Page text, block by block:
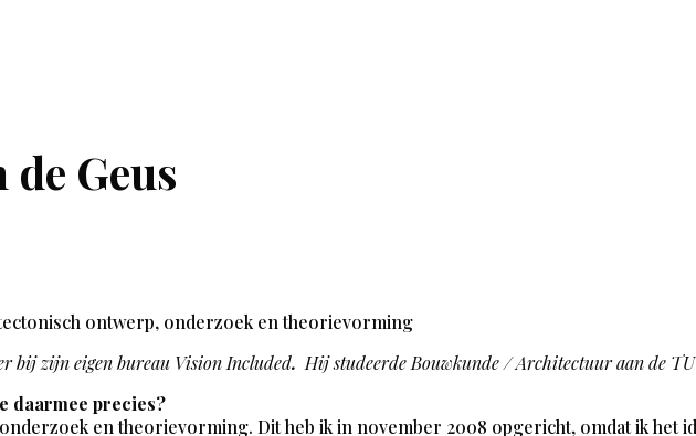
Geus
ontwerp, onderzoek en theorievorming
bij zijn eigen bureau Vision Included. Hij studeerde Bouwkunde / Architectuur aan de
daarmee precies?
en theorievorming. Dit heb ik in november 2008 opgericht, omdat ik het